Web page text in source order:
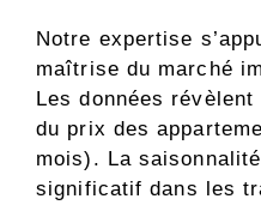
Notre expertise
maîtrise du marché
Les données
du prix des
mois). La
significatif dans les